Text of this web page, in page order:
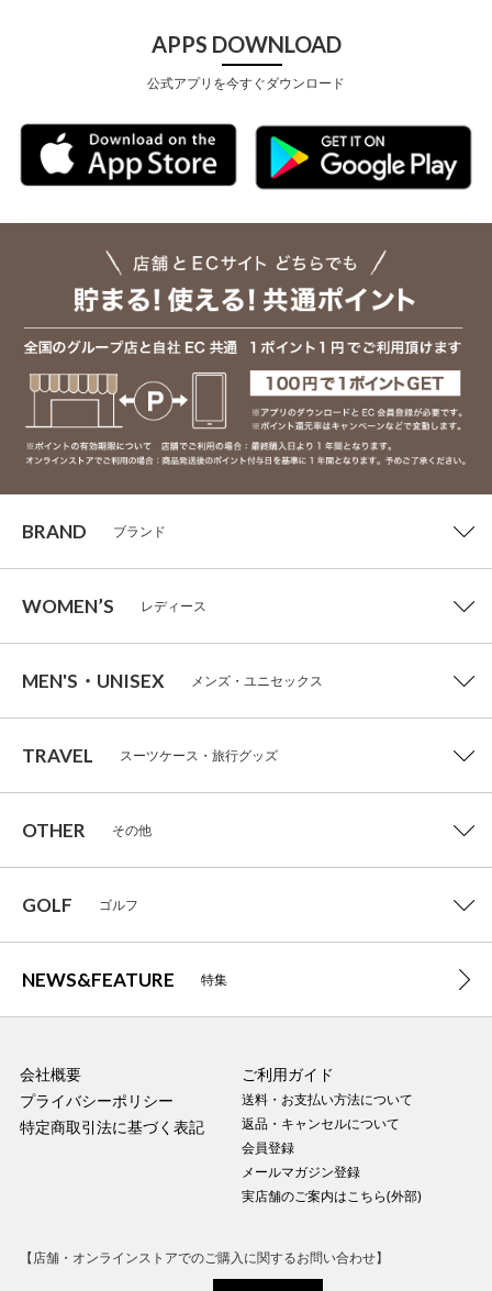
APPS DOWNLOAD
公式アプリを今すぐダウンロード
BRAND ブランド
WOMEN’S レディース
MEN'S・UNISEX メンズ・ユニセックス
TRAVEL スーツケース・旅行グッズ
OTHER その他
GOLF ゴルフ
NEWS&FEATURE 特集
会社概要
プライバシーポリシー
特定商取引法に基づく表記
ご利用ガイド
送料・お支払い方法について
返品・キャンセルについて
会員登録
メールマガジン登録
実店舗のご案内はこちら(外部)
【店舗・オンラインストアでのご購入に関するお問い合わせ】